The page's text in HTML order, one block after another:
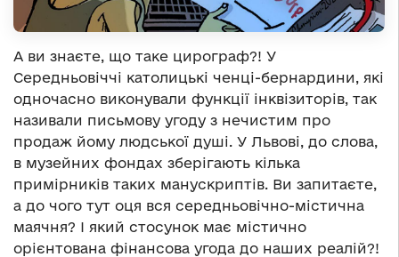
А ви знаєте, що таке цирограф?! У
Середньовіччі католицькі ченці-бернардини, які
одночасно виконували функції інквізиторів, так
називали письмову угоду з нечистим про
продаж йому людської душі. У Львові, до слова,
в музейних фондах зберігають кілька
примірників таких манускриптів. Ви запитаєте,
а до чого тут оця вся середньовічно-містична
маячня? І який стосунок має містично
орієнтована фінансова угода до наших реалій?!